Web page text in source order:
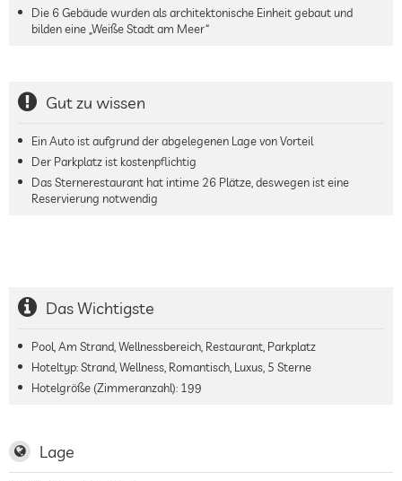
Die 6 Gebäude wurden als architektonische Einheit gebaut und
bilden eine „Weiße Stadt am Meer“
Gut zu wissen
Ein Auto ist aufgrund der abgelegenen Lage von Vorteil
Der Parkplatz ist kostenpflichtig
Das Sternerestaurant hat intime 26 Plätze, deswegen ist eine
Reservierung notwendig
Das Wichtigste
Pool, Am Strand, Wellnessbereich, Restaurant, Parkplatz
Hoteltyp: Strand, Wellness, Romantisch, Luxus, 5 Sterne
Hotelgröße (Zimmeranzahl): 199
Lage